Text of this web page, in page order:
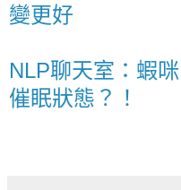
變更好
NLP聊天室：蝦
催眠狀態？！